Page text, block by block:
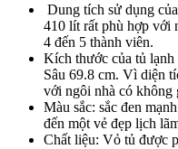
Dung tích sử dụng của
410 lít rất phù hợp với
4 đến 5 thành viên.
Kích thước của tủ
Sâu 69.8 cm. Vì diện
với ngôi nhà có không
Màu sắc: sắc đen
đến một vẻ đẹp lịch
Chất liệu: Vỏ tủ được